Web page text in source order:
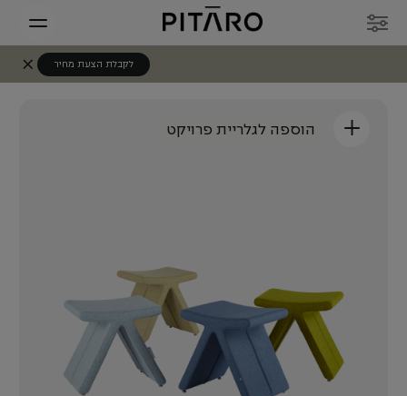
לקבלת הצעת מחיר
+ הוספה לגלריית פרויקט